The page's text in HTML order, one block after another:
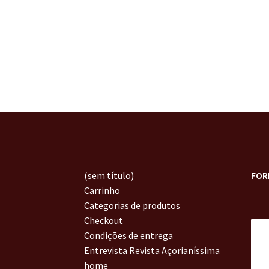
(sem título)
Carrinho
Categorias de produtos
Checkout
Condições de entrega
Entrevista Revista Açorianíssima
home